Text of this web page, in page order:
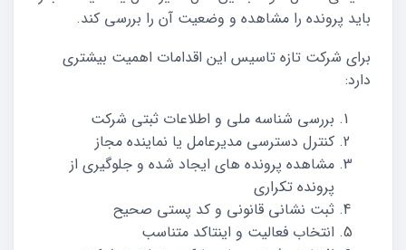
باید پرونده را مشاهده و وضعیت آن را بررسی کند.
برای شرکت تازه تاسیس این اقدامات اهمیت بیشتری
دارد:
بررسی شناسه ملی و اطلاعات ثبتی شرکت
کنترل دسترسی مدیرعامل یا نماینده مجاز
مشاهده پرونده های ایجاد شده و جلوگیری از
پرونده تکراری
ثبت نشانی قانونی و کد پستی صحیح
انتخاب فعالیت و اینتاکد متناسب